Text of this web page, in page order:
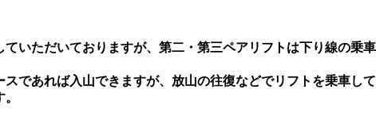
いただいておりますが、第二・第三ペアリフトは下り線の乗車
であれば入山できますが、放山の往復などでリフトを乗車して